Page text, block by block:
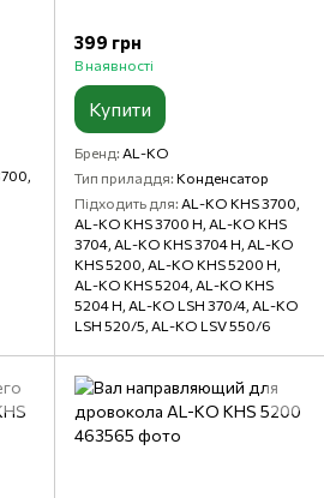
399 грн
В наявності
Купити
Бренд AL-KO
Тип приладдя Конденсатор
Підходить для AL-KO KHS 3700,
AL-KO KHS 3700 H, AL-KO KHS
3704, AL-KO KHS 3704 H, AL-KO
KHS 5200, AL-KO KHS 5200 H,
AL-KO KHS 5204, AL-KO KHS
5204 H, AL-KO LSH 370/4, AL-KO
LSH 520/5, AL-KO LSV 550/6